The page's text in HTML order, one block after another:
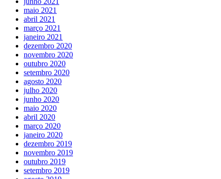
maio 2021
abril 2021
março 2021
janeiro 2021
dezembro 2020
novembro 2020
outubro 2020
setembro 2020
agosto 2020
julho 2020
junho 2020
maio 2020
abril 2020
março 2020
janeiro 2020
dezembro 2019
novembro 2019
outubro 2019
setembro 2019